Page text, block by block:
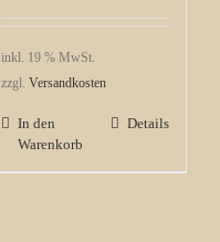
inkl. 19 % MwSt.
zzgl. Versandkosten
In den
Warenkorb
Details